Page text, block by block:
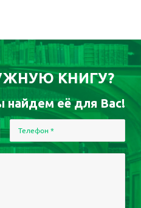
КНИГУ?
её для Вас!
Телефон *